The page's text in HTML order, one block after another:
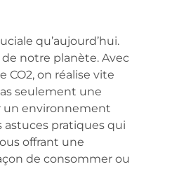
qu’aujourd’hui.
notre planète. Avec
on réalise vite
seulement une
un environnement
astuces pratiques qui
offrant une
de consommer ou